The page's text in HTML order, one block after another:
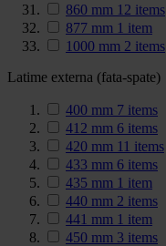
860 mm 12 items
877 mm 1 item
1000 mm 2 items
Latime externa (fata-spate)
400 mm 7 items
412 mm 6 items
420 mm 11 items
433 mm 6 items
435 mm 1 item
440 mm 2 items
441 mm 1 item
450 mm 3 items